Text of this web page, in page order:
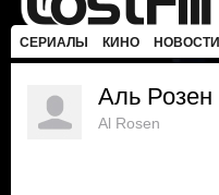
СЕРИАЛЫ КИНО НОВОСТИ
Аль Розен
Al Rosen